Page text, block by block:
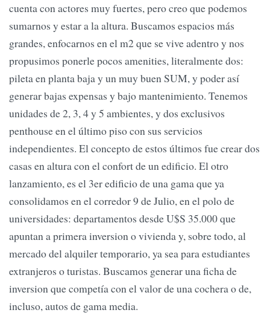
cuenta con actores muy fuertes, pero creo que podemos
sumarnos y estar a la altura. Buscamos espacios más
grandes, enfocarnos en el m2 que se vive adentro y nos
propusimos ponerle pocos amenities, literalmente dos:
pileta en planta baja y un muy buen SUM, y poder así
generar bajas expensas y bajo mantenimiento. Tenemos
unidades de 2, 3, 4 y 5 ambientes, y dos exclusivos
penthouse en el último piso con sus servicios
independientes. El concepto de estos últimos fue crear dos
casas en altura con el confort de un edificio. El otro
lanzamiento, es el 3er edificio de una gama que ya
consolidamos en el corredor 9 de Julio, en el polo de
universidades: departamentos desde U$S 35.000 que
apuntan a primera inversion o vivienda y, sobre todo, al
mercado del alquiler temporario, ya sea para estudiantes
extranjeros o turistas. Buscamos generar una ficha de
inversion que competía con el valor de una cochera o de,
incluso, autos de gama media.